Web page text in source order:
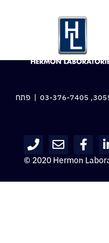
03-376-7405 | פתח
© 2020 Hermon